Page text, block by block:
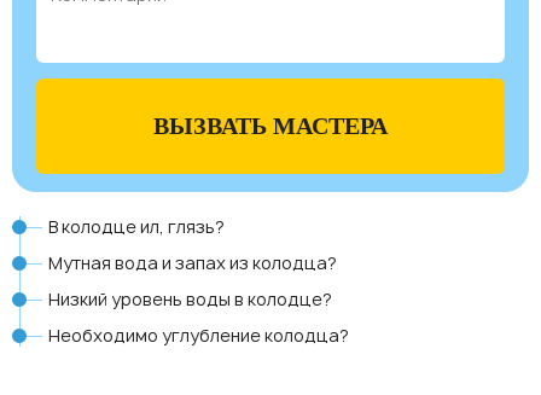
ВЫЗВАТЬ МАСТЕРА
В колодце ил, глязь?
Мутная вода и запах из колодца?
Низкий уровень воды в колодце?
Необходимо углубление колодца?